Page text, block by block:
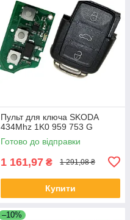
Пульт для ключа SKODA
434Mhz 1K0 959 753 G
Готово до відправки
1 161,97 ₴ 1 291,08 ₴
Купити
–10%